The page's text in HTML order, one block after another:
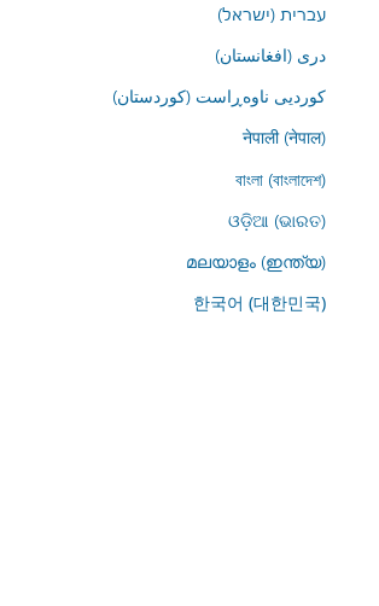
עברית (ישראל)
درى (افغانستان)
کوردیی ناوەڕاست (کوردستان)
नेपाली (नेपाल)
বাংলা (বাংলাদেশ)
ଓଡ଼ିଆ (ଭାରତ)
മലയാളം (ഇന്ത്യ)
한국어 (대한민국)